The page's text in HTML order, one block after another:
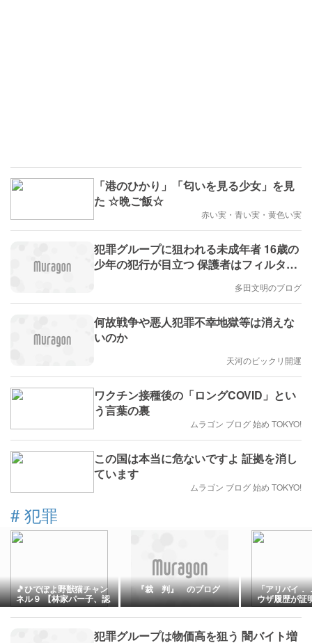
「港のひかり」「匂いを見る少女」を見
た ☆晩ご飯☆
赤い実・青い実・黄色い実
犯罪グループに狙われる未成年者 16歳の
少年の犯行が目立つ 保護者はフィルタリ
多田文明のブログ
何故戦争や悪人犯罪不幸地獄等は消えな
いのか
天河のビックリ開運
ワクチン接種後の「ロングCOVID」とい
う言葉の裏
ムラゴン ブログ 始め TOKYO!
この国は本当に危ないですよ 証拠を消し
ています
ムラゴン ブログ 始め TOKYO!
# 犯罪
🎵ひでぽよ野獣猫チャン
ネル９ 【林家パー子、認
知症が進行「一人で外出
られない」難聴で夫・ペ
ーと「筆談」…自宅全焼
から約1年(LIVE)】😨
『裁 判』 のブログ 「アリバイ．
ウザ履歴が証
犯罪グループは物価高を狙う 闇バイト増